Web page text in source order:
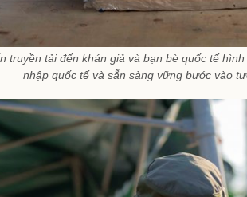
truyền tải đến khán giả và bạn bè quốc tế
nhập quốc tế và sẵn sàng vững bước vào